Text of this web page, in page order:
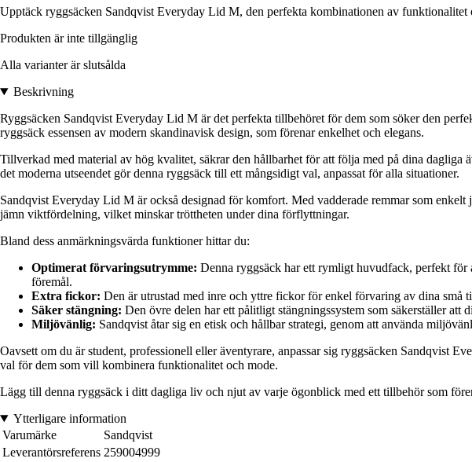
Upptäck ryggsäcken Sandqvist Everyday Lid M, den perfekta kombinationen av funktionalitet
Produkten är inte tillgänglig
Alla varianter är slutsålda
Beskrivning
Ryggsäcken Sandqvist Everyday Lid M är det perfekta tillbehöret för dem som söker den
ryggsäck essensen av modern skandinavisk design, som förenar enkelhet och elegans.
Tillverkad med material av hög kvalitet, säkrar den hållbarhet för att följa med på dina
det moderna utseendet gör denna ryggsäck till ett mångsidigt val, anpassat för alla situationer.
Sandqvist Everyday Lid M är också designad för komfort. Med vadderade remmar som
jämn viktfördelning, vilket minskar tröttheten under dina förflyttningar.
Bland dess anmärkningsvärda funktioner hittar du:
Optimerat förvaringsutrymme: Denna ryggsäck har ett rymligt huvudfack, perfekt för
föremål.
Extra fickor: Den är utrustad med inre och yttre fickor för enkel förvaring av dina små
Säker stängning: Den övre delen har ett pålitligt stängningssystem som säkerställer att
Miljövänlig: Sandqvist åtar sig en etisk och hållbar strategi, genom att använda
Oavsett om du är student, professionell eller äventyrare, anpassar sig ryggsäcken Sandqvist
val för dem som vill kombinera funktionalitet och mode.
Lägg till denna ryggsäck i ditt dagliga liv och njut av varje ögonblick med ett tillbehör som
Ytterligare information
Varumärke
Sandqvist
Leverantörsreferens 259004999